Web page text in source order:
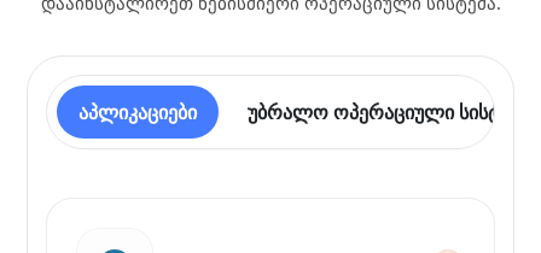
აპლიკაციები უბრალო ოპერაციული სისტემა